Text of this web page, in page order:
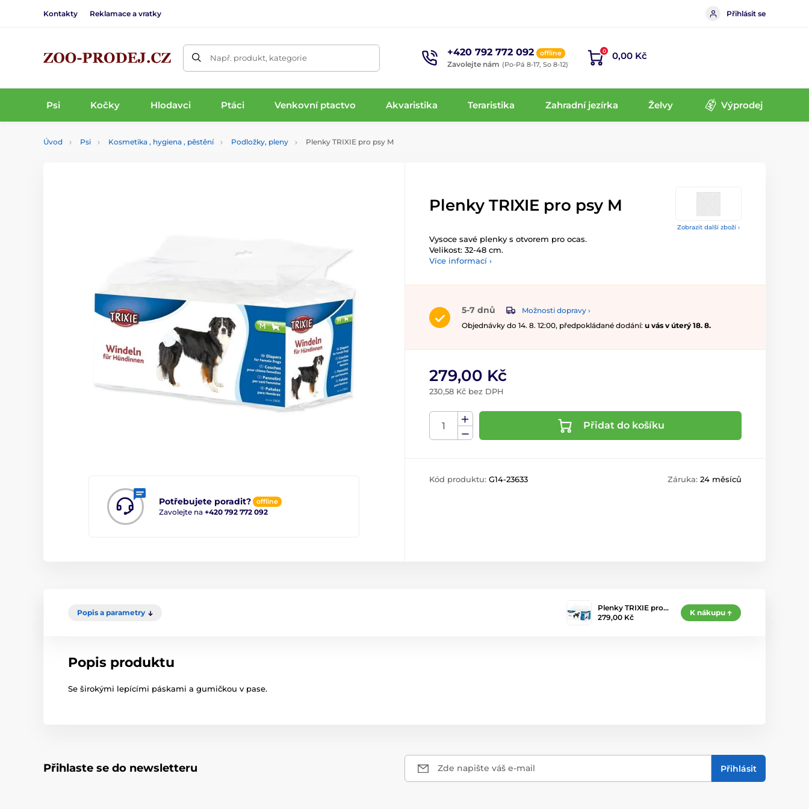
Kontakty Reklamace a vratky Přihlásit se
Např. produkt, kategorie +420 792 772 092 offline
Zavolejte nám (Po-Pá 8-17, So 8-12)
0 0,00 Kč
Psi Kočky Hlodavci Ptáci Venkovní ptactvo Akvaristika Teraristika Zahradní jezírka Želvy Výprodej
Úvod Psi Kosmetika , hygiena , pěstění Podložky, pleny Plenky TRIXIE pro psy M
Zobrazit další zboží ›
Potřebujete poradit? offline
Zavolejte na +420 792 772 092
Plenky TRIXIE pro psy M
Vysoce savé plenky s otvorem pro ocas.
Velikost: 32-48 cm.
Více informací ›
5-7 dnů
Možnosti dopravy ›
Objednávky do 14. 8. 12:00, předpokládané dodání: u vás v úterý 18. 8.
279,00 Kč
230,58 Kč bez DPH
Přidat do košíku
Kód produktu: G14-23633 Záruka: 24 měsíců
Popis a parametry
Plenky TRIXIE pro…
279,00 Kč
K nákupu
Popis produktu
Se širokými lepícími páskami a gumičkou v pase.
Přihlaste se do newsletteru Zde napište váš e-mail Přihlásit